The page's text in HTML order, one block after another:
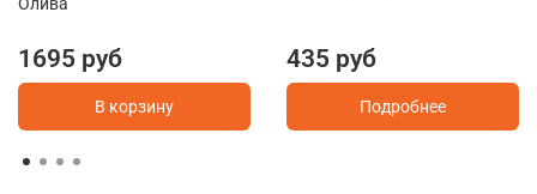
1695 руб
В корзину
435 руб
Подробнее